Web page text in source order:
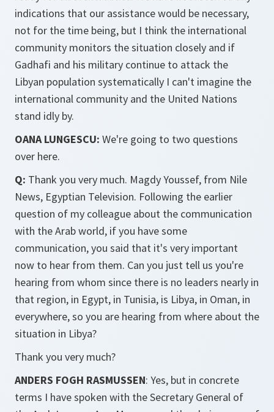
indications that our assistance would be necessary,
not for the time being, but I think the international
community monitors the situation closely and if
Gadhafi and his military continue to attack the
Libyan population systematically I can't imagine the
international community and the United Nations
stand idly by.
OANA LUNGESCU: We're going to two questions
over here.
Q: Thank you very much. Magdy Youssef, from Nile
News, Egyptian Television. Following the earlier
question of my colleague about the communication
with the Arab world, if you have some
communication, you said that it's very important
now to hear from them. Can you just tell us you're
hearing from whom since there is no leaders nearly in
that region, in Egypt, in Tunisia, is Libya, in Oman, in
everywhere, so you are hearing from where about the
situation in Libya?
Thank you very much?
ANDERS FOGH RASMUSSEN: Yes, but in concrete
terms I have spoken with the Secretary General of